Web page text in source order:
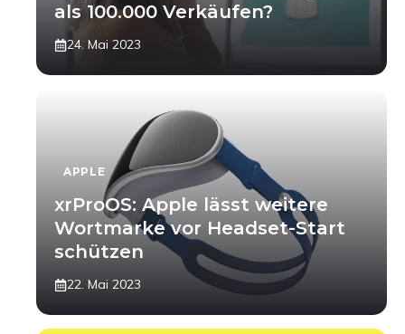
als 100.000 Verkäufen?
24. Mai 2023
APPLE
xrProOS: Apple lässt weitere
Wortmarke vor Headset-Start
schützen
22. Mai 2023